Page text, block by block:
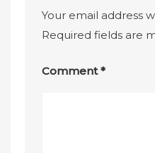
Your email address
Required fields are
Comment*